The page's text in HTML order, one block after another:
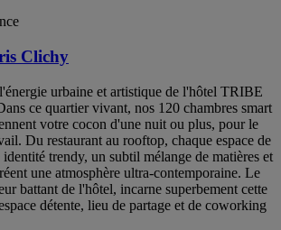
Clichy
urbaine et artistique de l'hôtel TRIBE
ce quartier vivant, nos 120 chambres smart
votre cocon d'une nuit ou plus, pour le
Du restaurant au rooftop, chaque espace de
trendy, un subtil mélange de matières et
une atmosphère ultra-contemporaine. Le
battant de l'hôtel, incarne superbement cette
détente, lieu de partage et de coworking